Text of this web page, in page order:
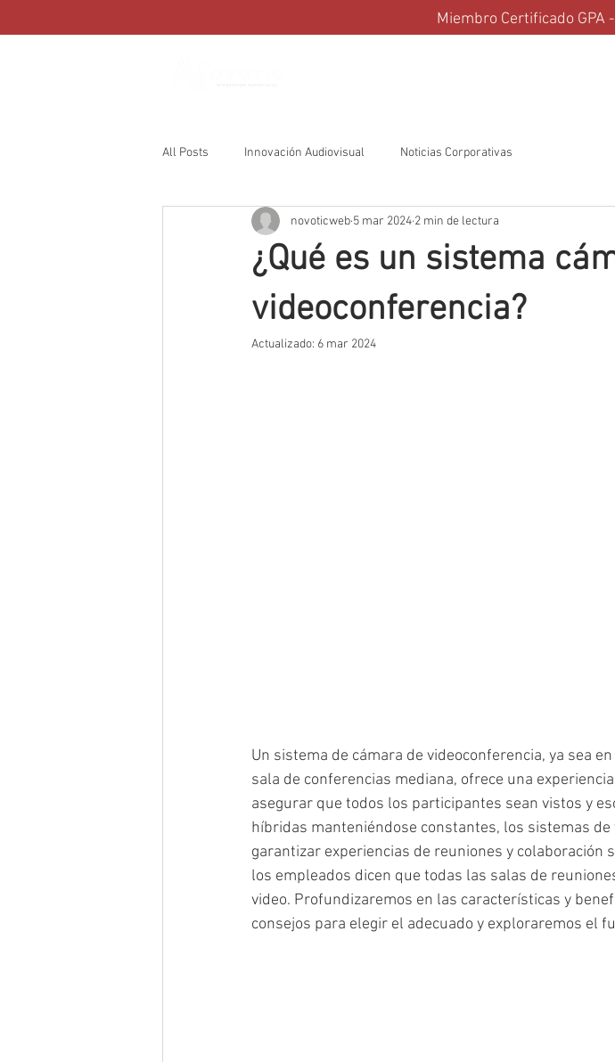
Miembro Certificado GPA
All Posts Innovación Audiovisual Noticias Corporativas
¿Qué es un sistema
videoconferencia?
novoticweb 5 mar 2024 2 min de lectura
Actualizado: 6 mar 2024
Un sistema de cámara de videoconferencia, ya sea
sala de conferencias mediana, ofrece una
asegurar que todos los participantes sean vistos y
híbridas manteniéndose constantes, los sistemas
garantizar experiencias de reuniones y colaboración
los empleados dicen que todas las salas de
video. Profundizaremos en las características y
consejos para elegir el adecuado y exploraremos el